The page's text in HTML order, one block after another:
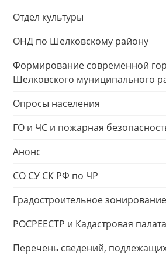
Отдел культуры
ОНД по Шелковскому району
Формирование современной
Шелковского муниципального
Опросы населения
ГО и ЧС и пожарная
Анонс
СО СУ СК РФ по ЧР
Градостроительное зонирование
РОСРЕЕСТР и Кадастровая
Перечень сведений,